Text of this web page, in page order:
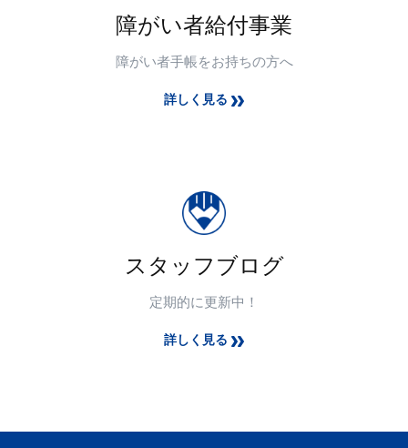
障がい者給付事業
障がい者手帳をお持ちの方へ
詳しく見る
スタッフブログ
定期的に更新中！
詳しく見る